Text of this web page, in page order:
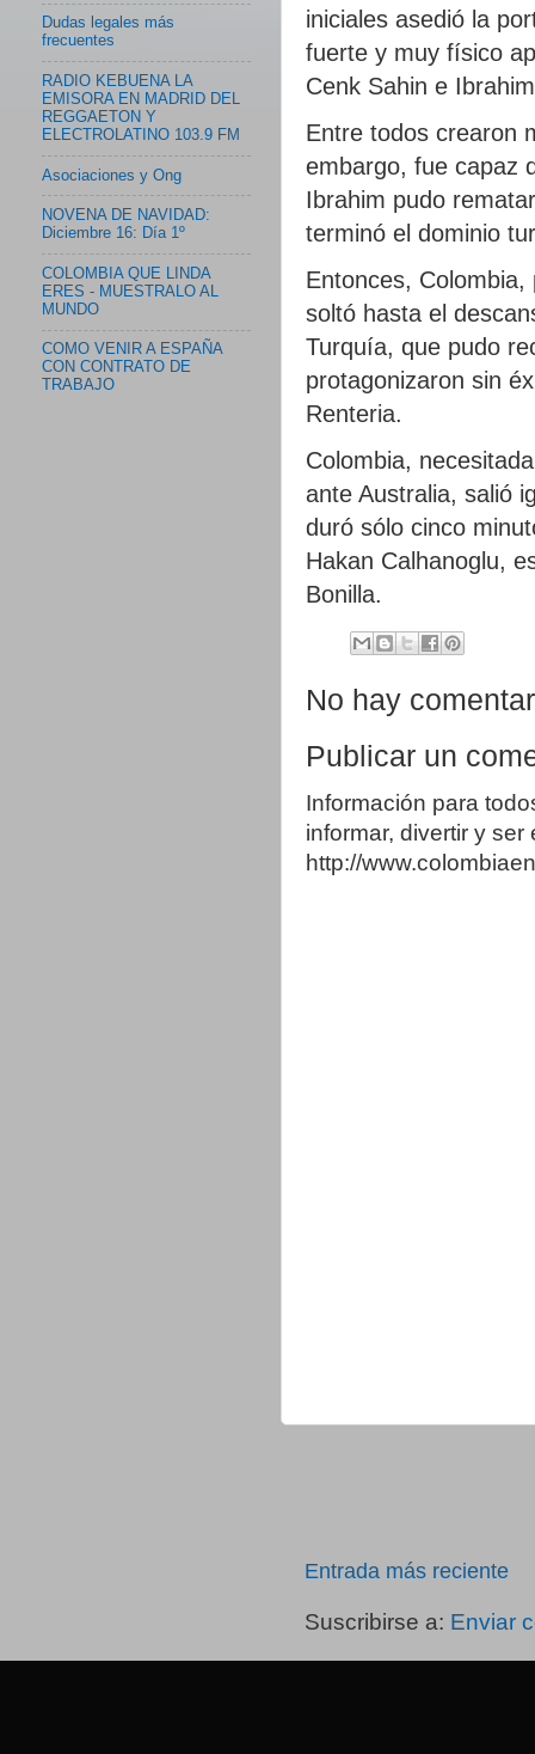
iniciales asedió la
fuerte y muy físico
Cenk Sahin e
Entre todos crearon
embargo, fue capaz
Ibrahim pudo
terminó el dominio
Entonces,
soltó hasta el
Turquía, que pudo
protagonizaron sin
Renteria.
Colombia,
ante Australia, salió
duró sólo cinco
Hakan Calhanoglu,
Bonilla.
No hay
Publicar un
Información para
informar, divertir y
http://
Entrada más reciente
Suscribirse a: Enviar
Dudas legales más
frecuentes
RADIO KEBUENA LA
EMISORA EN MADRID DEL
REGGAETON Y
ELECTROLATINO 103.9 FM
Asociaciones y Ong
NOVENA DE NAVIDAD:
Diciembre 16: Día 1º
COLOMBIA QUE LINDA
ERES - MUESTRALO AL
MUNDO
COMO VENIR A ESPAÑA
CON CONTRATO DE
TRABAJO